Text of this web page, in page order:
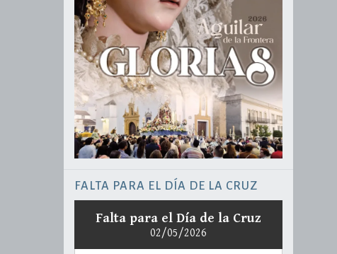
FALTA PARA EL DÍA DE LA CRUZ
Falta para el Día de la Cruz
02/05/2026